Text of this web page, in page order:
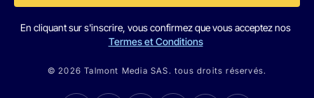
En cliquant sur s'inscrire, vous confirmez que vous acceptez nos
Termes et Conditions
© 2026 Talmont Media SAS. tous droits réservés.